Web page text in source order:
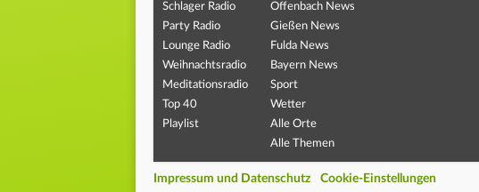
Schlager Radio
Party Radio
Lounge Radio
Weihnachtsradio
Meditationsradio
Top 40
Playlist
Offenbach News
Gießen News
Fulda News
Bayern News
Sport
Wetter
Alle Orte
Alle Themen
Impressum und Datenschutz Cookie-Einstellungen